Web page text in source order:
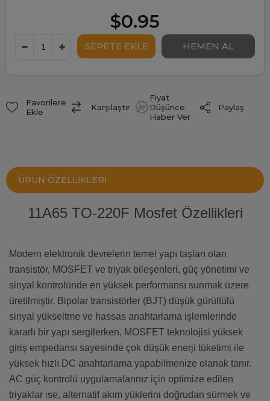
$0.95
Favorilere
Ekle
Karşılaştır
Fiyat
Düşünce
Haber Ver
Paylaş
ÜRÜN ÖZELLIKLERI
11A65 TO-220F Mosfet Özellikleri
Modern elektronik devrelerin temel yapı taşları olan
transistör, MOSFET ve triyak bileşenleri, güç yönetimi ve
sinyal kontrolünde en yüksek performansı sunmak üzere
üretilmiştir. Bipolar transistörler (BJT) düşük gürültülü
sinyal yükseltme ve hassas anahtarlama işlemlerinde
kararlı bir yapı sergilerken, MOSFET teknolojisi yüksek
giriş empedansı sayesinde çok düşük enerji tüketimi ile
yüksek hızlı DC anahtarlama yapabilmenize olanak tanır.
AC güç kontrolü uygulamalarınız için optimize edilen
triyaklar ise, alternatif akım yüklerini doğrudan sürmek ve